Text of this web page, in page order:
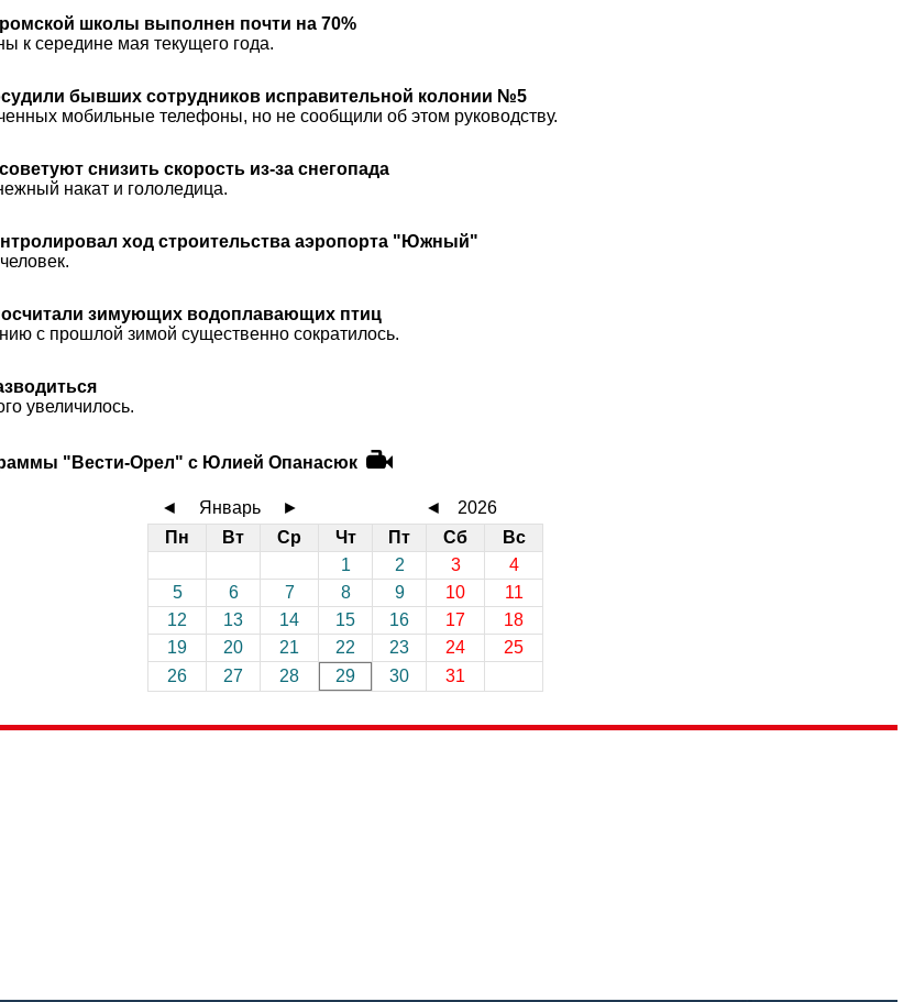
школы выполнен почти на 70%
к середине мая текущего года.
бывших сотрудников исправительной колонии №5
мобильные телефоны, но не сообщили об этом руководству.
снизить скорость из-за снегопада
накат и гололедица.
ход строительства аэропорта "Южный"
зимующих водоплавающих птиц
с прошлой зимой существенно сократилось.
увеличилось.
"Вести-Орел" с Юлией Опанасюк
◄ Январь ► ◄
2026
Пн
Вт Ср Чт Пт Сб
Вс
1
2 3
4
5
6 7 8 9 10
11
12
13 14 15 16 17
18
19
20 21 22 23 24
25
26
27 28 29 30 31